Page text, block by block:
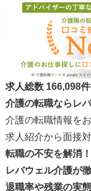
求人総数 166,098
介護の転職ならレ
介護の転職情報を
求人紹介から面接
転職の不安を解消！
レバウェル介護が
退職率や残業の実態